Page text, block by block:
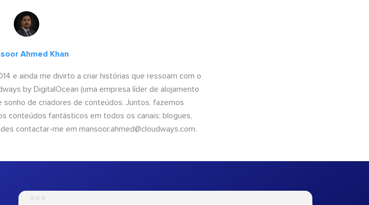
Ahmed Khan
e ainda me divirto a criar histórias que ressoam com o
by DigitalOcean (uma empresa líder de alojamento
sonho de criadores de conteúdos. Juntos, fazemos
conteúdos fantásticos em todos os canais: blogues,
contactar-me em mansoor.ahmed@cloudways.com.